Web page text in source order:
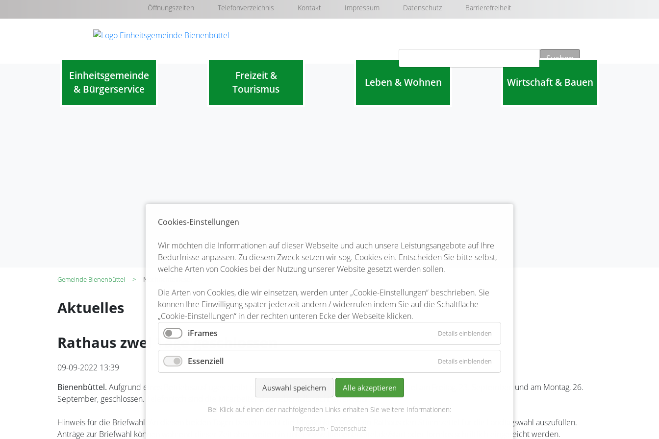
Öffnungszeiten Telefonverzeichnis Kontakt Impressum Datenschutz Barrierefreiheit
Suchen
Einheitsgemeinde
& Bürgerservice
Freizeit &
Tourismus
Leben & Wohnen Wirtschaft & Bauen
Gemeinde Bienenbüttel Nachrichtenleser
Aktuelles
Rathaus zwei Tage geschlossen
09-09-2022 13:39
Bienenbüttel. Aufgrund eines Betriebsausfluges bleibt das Rathaus der Einheitsgemeinde Bienenbüttel am Freitag, 23. September, und am Montag, 26.
September, geschlossen. Telefonisch sind die Mitarbeiter dann ebenfalls nicht erreichbar.
Hinweis für die Briefwahl: An diesen beiden Tagen besteht nicht die Möglichkeit, direkt im Rathaus den Stimmzettel für die Landtagswahl auszufüllen.
Anträge zur Briefwahl können während dieser Zeit aber weiterhin unterwww.bienenbuettel.de/start oder formlos schriftlich eingereicht werden.
Cookies-Einstellungen
Wir möchten die Informationen auf dieser Webseite und auch unsere Leistungsangebote auf Ihre
Bedürfnisse anpassen. Zu diesem Zweck setzen wir sog. Cookies ein. Entscheiden Sie bitte selbst,
welche Arten von Cookies bei der Nutzung unserer Website gesetzt werden sollen.
Die Arten von Cookies, die wir einsetzen, werden unter „Cookie-Einstellungen“ beschrieben. Sie
können Ihre Einwilligung später jederzeit ändern / widerrufen indem Sie auf die Schaltfläche
„Cookie-Einstellungen“ in der rechten unteren Ecke der Webseite klicken.
iFrames
Details einblenden
Essenziell Details einblenden
Auswahl speichern Alle akzeptieren
Bei Klick auf einen der nachfolgenden Links erhalten Sie weitere Informationen:
Impressum Datenschutz